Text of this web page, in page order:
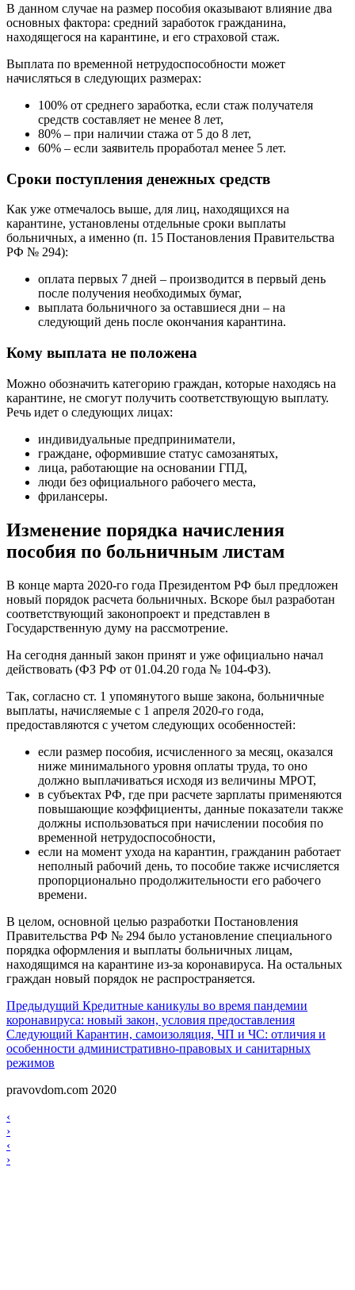
В данном случае на размер пособия оказывают влияние два
основных фактора: средний заработок гражданина,
находящегося на карантине, и его страховой стаж.
Выплата по временной нетрудоспособности может
начисляться в следующих размерах:
100% от среднего заработка, если стаж получателя
средств составляет не менее 8 лет,
80% – при наличии стажа от 5 до 8 лет,
60% – если заявитель проработал менее 5 лет.
Сроки поступления денежных средств
Как уже отмечалось выше, для лиц, находящихся на
карантине, установлены отдельные сроки выплаты
больничных, а именно (п. 15 Постановления Правительства
РФ № 294):
оплата первых 7 дней – производится в первый день
после получения необходимых бумаг,
выплата больничного за оставшиеся дни – на
следующий день после окончания карантина.
Кому выплата не положена
Можно обозначить категорию граждан, которые находясь на
карантине, не смогут получить соответствующую выплату.
Речь идет о следующих лицах:
индивидуальные предприниматели,
граждане, оформившие статус самозанятых,
лица, работающие на основании ГПД,
люди без официального рабочего места,
фрилансеры.
Изменение порядка начисления
пособия по больничным листам
В конце марта 2020-го года Президентом РФ был предложен
новый порядок расчета больничных. Вскоре был разработан
соответствующий законопроект и представлен в
Государственную думу на рассмотрение.
На сегодня данный закон принят и уже официально начал
действовать (ФЗ РФ от 01.04.20 года № 104-ФЗ).
Так, согласно ст. 1 упомянутого выше закона, больничные
выплаты, начисляемые с 1 апреля 2020-го года,
предоставляются с учетом следующих особенностей:
если размер пособия, исчисленного за месяц, оказался
ниже минимального уровня оплаты труда, то оно
должно выплачиваться исходя из величины МРОТ,
в субъектах РФ, где при расчете зарплаты применяются
повышающие коэффициенты, данные показатели также
должны использоваться при начислении пособия по
временной нетрудоспособности,
если на момент ухода на карантин, гражданин работает
неполный рабочий день, то пособие также исчисляется
пропорционально продолжительности его рабочего
времени.
В целом, основной целью разработки Постановления
Правительства РФ № 294 было установление специального
порядка оформления и выплаты больничных лицам,
находящимся на карантине из-за коронавируса. На остальных
граждан новый порядок не распространяется.
Навигация
по
записям
Предыдущий Предыдущий
Кредитные каникулы во время пандемии
коронавируса: новый закон, условия предоставления
Следующий Следующий
Карантин, самоизоляция, ЧП и ЧС: отличия и
особенности административно-правовых и санитарных
режимов
pravovdom.com 2020
Scroll
Up
Навигация
по
записям
‹
›
Навигация
по
‹
›